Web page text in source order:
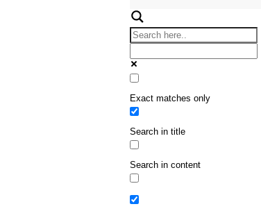
Exact matches only
Search in title
Search in content